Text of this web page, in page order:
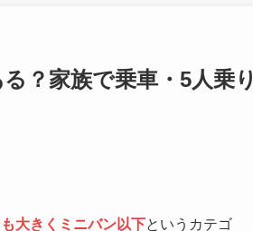
？家族で乗車・5人乗り
大きくミニバン以下というカテゴ